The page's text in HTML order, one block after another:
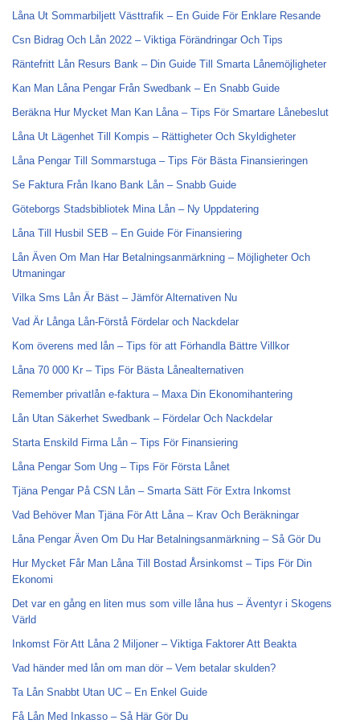
Låna Ut Sommarbiljett Västtrafik – En Guide För Enklare Resande
Csn Bidrag Och Lån 2022 – Viktiga Förändringar Och Tips
Räntefritt Lån Resurs Bank – Din Guide Till Smarta Lånemöjligheter
Kan Man Låna Pengar Från Swedbank – En Snabb Guide
Beräkna Hur Mycket Man Kan Låna – Tips För Smartare Lånebeslut
Låna Ut Lägenhet Till Kompis – Rättigheter Och Skyldigheter
Låna Pengar Till Sommarstuga – Tips För Bästa Finansieringen
Se Faktura Från Ikano Bank Lån – Snabb Guide
Göteborgs Stadsbibliotek Mina Lån – Ny Uppdatering
Låna Till Husbil SEB – En Guide För Finansiering
Lån Även Om Man Har Betalningsanmärkning – Möjligheter Och
Utmaningar
Vilka Sms Lån Är Bäst – Jämför Alternativen Nu
Vad Är Långa Lån-Förstå Fördelar och Nackdelar
Kom överens med lån – Tips för att Förhandla Bättre Villkor
Låna 70 000 Kr – Tips För Bästa Lånealternativen
Remember privatlån e-faktura – Maxa Din Ekonomihantering
Lån Utan Säkerhet Swedbank – Fördelar Och Nackdelar
Starta Enskild Firma Lån – Tips För Finansiering
Låna Pengar Som Ung – Tips För Första Lånet
Tjäna Pengar På CSN Lån – Smarta Sätt För Extra Inkomst
Vad Behöver Man Tjäna För Att Låna – Krav Och Beräkningar
Låna Pengar Även Om Du Har Betalningsanmärkning – Så Gör Du
Hur Mycket Får Man Låna Till Bostad Årsinkomst – Tips För Din
Ekonomi
Det var en gång en liten mus som ville låna hus – Äventyr i Skogens
Värld
Inkomst För Att Låna 2 Miljoner – Viktiga Faktorer Att Beakta
Vad händer med lån om man dör – Vem betalar skulden?
Ta Lån Snabbt Utan UC – En Enkel Guide
Få Lån Med Inkasso – Så Här Gör Du